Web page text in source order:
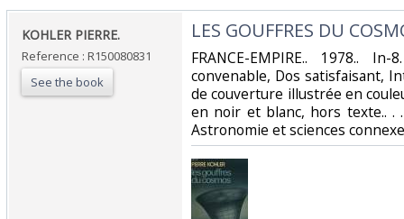
‎KOHLER PIERRE.‎
Reference : R150080831
See the book
‎LES GOUFFRES DU
‎FRANCE-EMPIRE.. 1978..
convenable, Dos satisfaisant,
de couverture illustrée en
en noir et blanc, hors texte.. .
Astronomie et sciences